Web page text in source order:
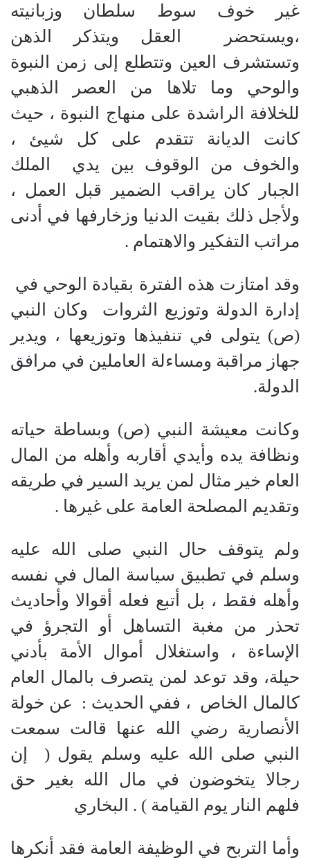
غير خوف سوط سلطان وزبانيته
،ويستحضر
العقل ويتذكر الذهن
وتستشرف العين وتتطلع إلى زمن النبوة
والوحي وما تلاها من العصر الذهبي
للخلافة الراشدة على منهاج النبوة ، حيث
كانت الديانة تتقدم على كل شيئ ،
والخوف من الوقوف بين يدي
الملك
الجبار كان يراقب الضمير قبل العمل ،
ولأجل ذلك بقيت الدنيا وزخارفها في أدنى
مراتب التفكير والاهتمام .
وقد امتازت هذه الفترة بقيادة الوحي في
إدارة الدولة وتوزيع الثروات
وكان النبي
(ص) يتولى في تنفيذها وتوزيعها ، ويدير
جهاز مراقبة ومساءلة العاملين في مرافق
الدولة.
وكانت معيشة النبي (ص) وبساطة حياته
ونظافة يده وأيدي أقاربه وأهله من المال
العام خير مثال لمن يريد السير في طريقه
وتقديم المصلحة العامة على غيرها .
ولم يتوقف حال النبي صلى الله عليه
وسلم في تطبيق سياسة المال في نفسه
وأهله فقط ، بل أتبع فعله أقوالا وأحاديث
تحذر من مغبة التساهل أو التجرؤ في
الإساءة ، واستغلال أموال الأمة بأدني
حيلة، وقد توعد لمن يتصرف بالمال العام
كالمال الخاص ، ففي الحديث :
عن خولة
الأنصارية رضي الله عنها قالت سمعت
النبي صلى الله عليه وسلم يقول(
إن
رجالا يتخوضون في مال الله بغير حق
فلهم النار يوم القيامة ) . البخاري
وأما التربح في الوظيفة العامة فقد أنكرها